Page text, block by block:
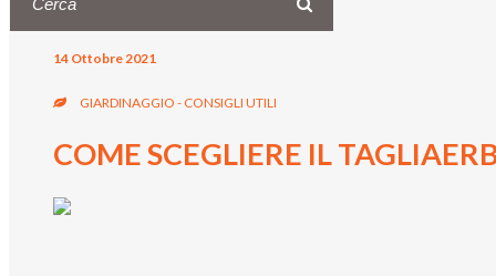
14 Ottobre 2021
GIARDINAGGIO - CONSIGLI UTILI
COME SCEGLIERE IL